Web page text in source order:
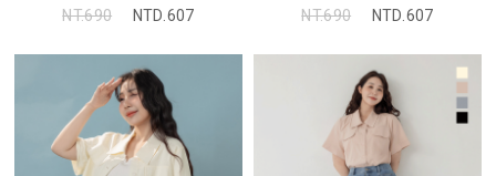
NT.690
NTD.607
NT.690
NTD.607